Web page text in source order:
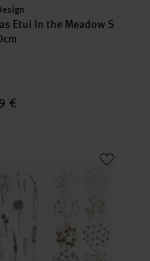
Etui In the Meadow S
€
Poetry Washi Sticker In